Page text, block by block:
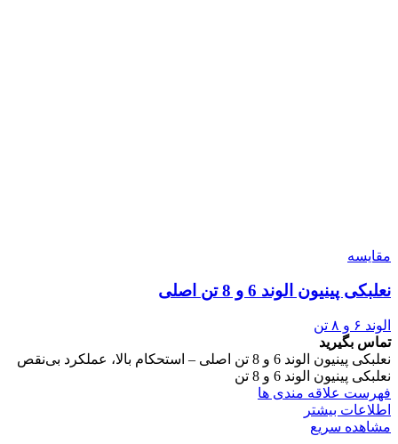
مقایسه
نعلبکی پینیون الوند 6 و 8 تن اصلی
الوند ۶ و ۸ تن
تماس بگیرید
نعلبکی پینیون الوند 6 و 8 تن اصلی – استحکام بالا، عملکرد بی‌نقص
نعلبکی پینیون الوند 6 و 8 تن
فهرست علاقه مندی ها
اطلاعات بیشتر
مشاهده سریع